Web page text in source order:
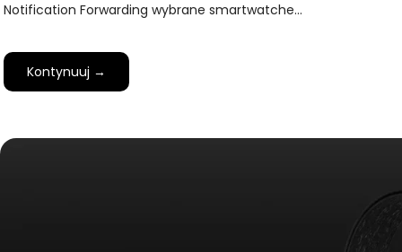
Notification Forwarding wybrane smartwatche…
Kontynuuj →